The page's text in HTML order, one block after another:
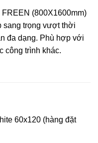
(800X1600mm)
sang trọng vượt thời
đa dạng. Phù hợp với
công trình khác.